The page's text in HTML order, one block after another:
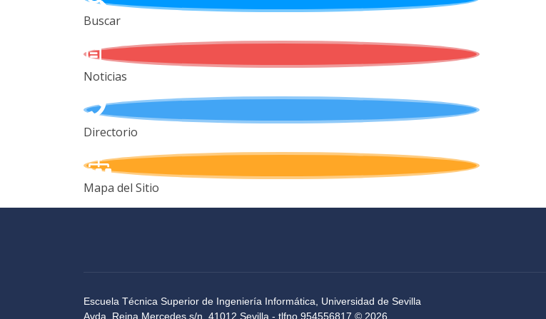
Buscar
Noticias
Directorio
Mapa del Sitio
Escuela Técnica Superior de Ingeniería Informática, Universidad de Sevilla
Avda. Reina Mercedes s/n, 41012 Sevilla - tlfno 954556817 © 2026